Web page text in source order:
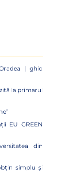
| ghid
la primarul
EU GREEN
din
simplu și